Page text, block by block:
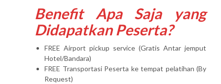
Benefit Apa Saja yang
Didapatkan Peserta?
FREE Airport pickup service (Gratis Antar jemput
Hotel/Bandara)
FREE Transportasi Peserta ke tempat pelatihan (By
Request)